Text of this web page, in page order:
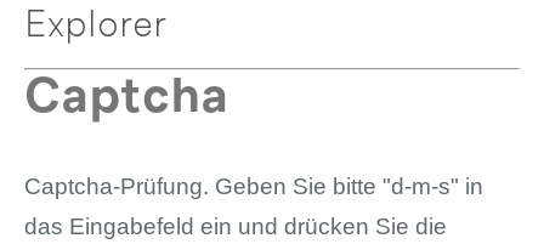
Explorer
Captcha
Captcha-Prüfung. Geben Sie bitte "d-m-s" in
das Eingabefeld ein und drücken Sie die